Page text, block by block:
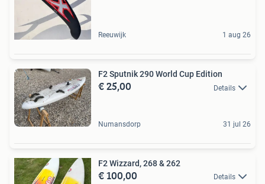
Reeuwijk 1 aug 26
F2 Sputnik 290 World Cup Edition
€ 25,00 Details
Numansdorp 31 jul 26
F2 Wizzard, 268 & 262
€ 100,00 Details